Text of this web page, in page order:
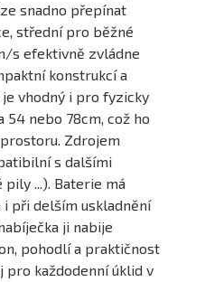
snadno přepínat
střední pro běžné
s efektivně zvládne
konstrukcí a
je vhodný i pro fyzicky
54 nebo 78cm, což ho
Zdrojem
s dalšími
pily ...). Baterie má
při delším uskladnění
ji nabije
pohodlí a praktičnost
pro každodenní úklid v